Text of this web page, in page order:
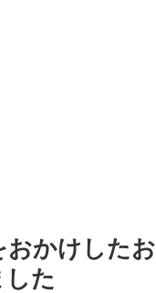
おかけしたお
た